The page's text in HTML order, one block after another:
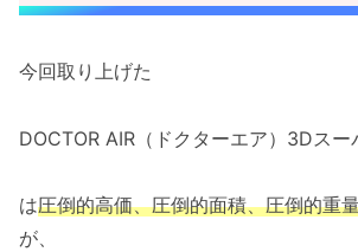
今回取り上げた
DOCTOR AIR（ドクターエア）3Dスー
は圧倒的高価、圧倒的面積、圧倒的重
が、